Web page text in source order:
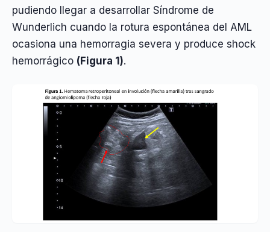
pudiendo llegar a desarrollar Síndrome de
Wunderlich cuando la rotura espontánea del AML
ocasiona una hemorragia severa y produce shock
hemorrágico (Figura 1).